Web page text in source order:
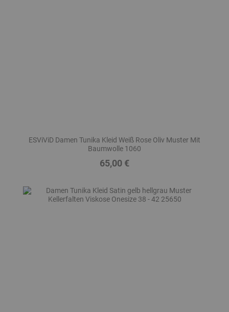
ESViViD Damen Tunika Kleid Weiß Rose Oliv Muster Mit
Baumwolle 1060
Preis
65,00 €